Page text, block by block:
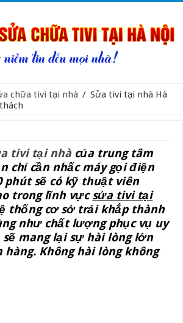
chữa tivi tại nhà / Sửa tivi tại nhà Hà
tivi tại nhàcủa trung tâm
chỉ cần nhấc máy gọi điện
phút sẽ có kỹ thuật viên
trong lĩnh vựcsửa tivi tại
thống cơ sở trải khắp thành
như chất lượng phục vụ uy
sẽ mang lại sự hài lòng lớn
hàng. Không hài lòng không